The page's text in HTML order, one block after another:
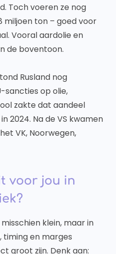
Toch voeren ze nog
miljoen ton – goed voor
Vooral aardolie en
de boventoon.
Rusland nog
sancties op olie,
zakte dat aandeel
2024. Na de VS kwamen
VK, Noorwegen,
voor jou in
klein, maar in
timing en marges
groot zijn. Denk aan: